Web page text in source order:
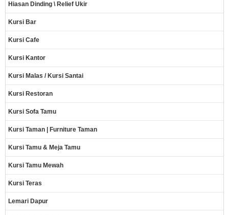
Hiasan Dinding \ Relief Ukir
Kursi Bar
Kursi Cafe
Kursi Kantor
Kursi Malas / Kursi Santai
Kursi Restoran
Kursi Sofa Tamu
Kursi Taman | Furniture Taman
Kursi Tamu & Meja Tamu
Kursi Tamu Mewah
Kursi Teras
Lemari Dapur